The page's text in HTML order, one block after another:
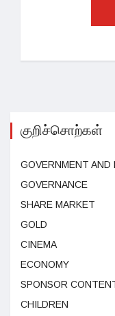
குறிச்சொற்கள்
GOVERNMENT AND
GOVERNANCE
SHARE MARKET
GOLD
CINEMA
ECONOMY
SPONSOR
CHILDREN